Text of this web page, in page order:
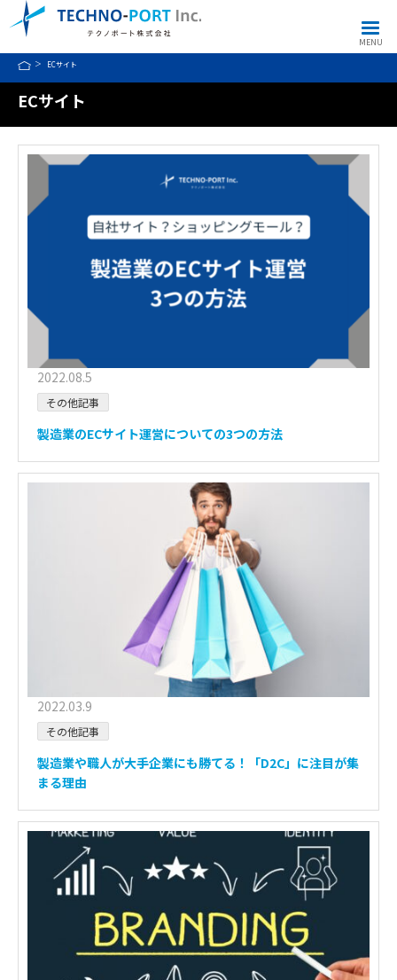
MENU
ECサイト
ECサイト
2022.08.5
その他記事
製造業のECサイト運営についての3つの方法
2022.03.9
その他記事
製造業や職人が大手企業にも勝てる！「D2C」に注目が集
まる理由